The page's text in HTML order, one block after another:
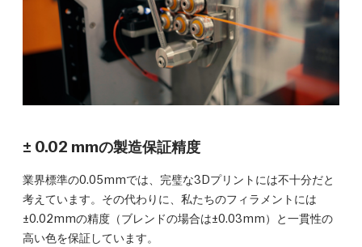
± 0.02 mmの製造保証精度
業界標準の0.05mmでは、完璧な3Dプリントには不十分だと
考えています。その代わりに、私たちのフィラメントには
±0.02mmの精度（ブレンドの場合は±0.03mm）と一貫性の
高い色を保証しています。